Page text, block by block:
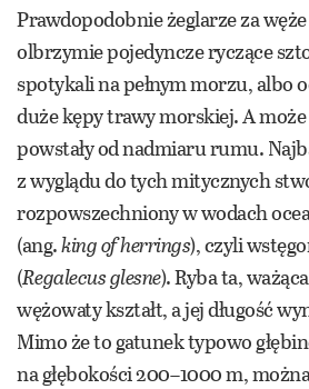
Prawdopodobnie żeglarze za
olbrzymie pojedyncze ryczące
spotykali na pełnym morzu, albo
duże kępy trawy morskiej. A
powstały od nadmiaru rumu.
z wyglądu do tych mitycznych
rozpowszechniony w wodach
(ang.king of herrings), czyli
(Regalecus glesne). Ryba ta,
wężowaty kształt, a jej długość
Mimo że to gatunek typowo
na głębokości 200– 1000 m,